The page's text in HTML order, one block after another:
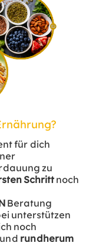
für dich
zu
Schritt noch
Beratung
unterstützen
noch
und rundherum